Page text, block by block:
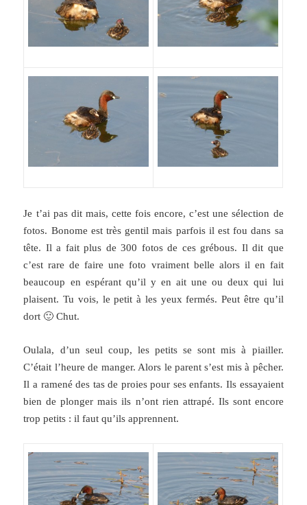
Je t’ai pas dit mais, cette fois encore, c’est une sélection de
fotos. Bonome est très gentil mais parfois il est fou dans sa
tête. Il a fait plus de 300 fotos de ces grébous. Il dit que
c’est rare de faire une foto vraiment belle alors il en fait
beaucoup en espérant qu’il y en ait une ou deux qui lui
plaisent. Tu vois, le petit à les yeux fermés. Peut être qu’il
dort 🙂 Chut.
Oulala, d’un seul coup, les petits se sont mis à piailler.
C’était l’heure de manger. Alors le parent s’est mis à pêcher.
Il a ramené des tas de proies pour ses enfants. Ils essayaient
bien de plonger mais ils n’ont rien attrapé. Ils sont encore
trop petits : il faut qu’ils apprennent.